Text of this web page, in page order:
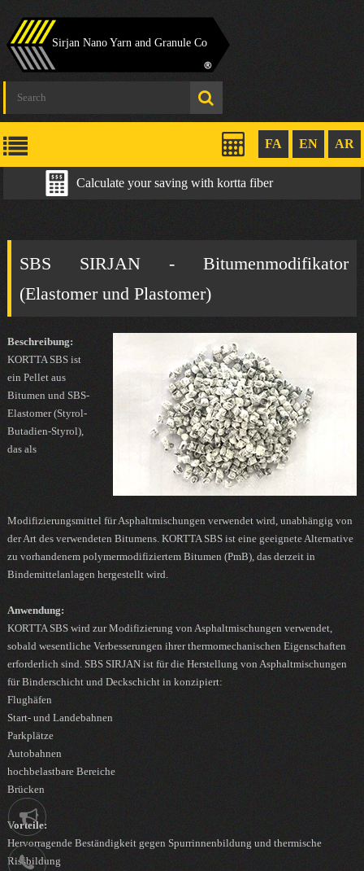
Sirjan Nano Yarn and Granule Co
AR
EN
FA
Calculate your saving with kortta fiber
SBS SIRJAN - Bitumenmodifikator
(Elastomer und Plastomer)
Beschreibung:
KORTTA SBS ist
ein Pellet aus
Bitumen und SBS-
Elastomer (Styrol-
Butadien-Styrol),
das als
Modifizierungsmittel für Asphaltmischungen verwendet wird, unabhängig von
der Art des verwendeten Bitumens. KORTTA SBS ist eine geeignete Alternative
zu vorhandenem polymermodifiziertem Bitumen (PmB), das derzeit in
Bindemittelanlagen hergestellt wird.
Anwendung:
KORTTA SBS wird zur Modifizierung von Asphaltmischungen verwendet,
sobald wesentliche Verbesserungen ihrer thermomechanischen Eigenschaften
erforderlich sind. SBS SIRJAN ist für die Herstellung von Asphaltmischungen
für Binderschicht und Deckschicht in konzipiert:
Flughäfen
Start- und Landebahnen
Parkplätze
Autobahnen
hochbelastbare Bereiche
Brücken
Vorteile:
Hervorragende Beständigkeit gegen Spurrinnenbildung und thermische
Rissbildung
021-